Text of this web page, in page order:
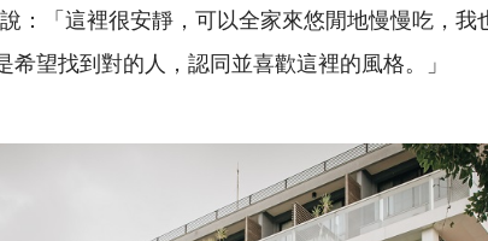
：「這裡很安靜，可以全家來悠閒地慢慢吃，我
望找到對的人，認同並喜歡這裡的風格。」